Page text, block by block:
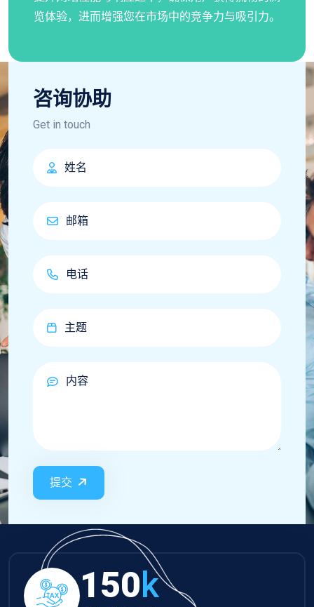
览体验，进而增强您在市场中的竞争力与吸引力。
咨询协助
Get in touch
提交
150k